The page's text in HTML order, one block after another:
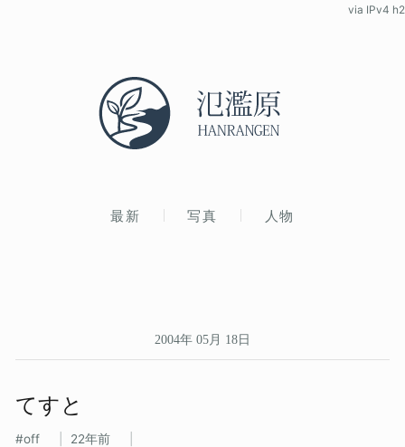
最新 写真 人物
via IPv4 h2
2004年 05月 18日
てすと
off 22年前